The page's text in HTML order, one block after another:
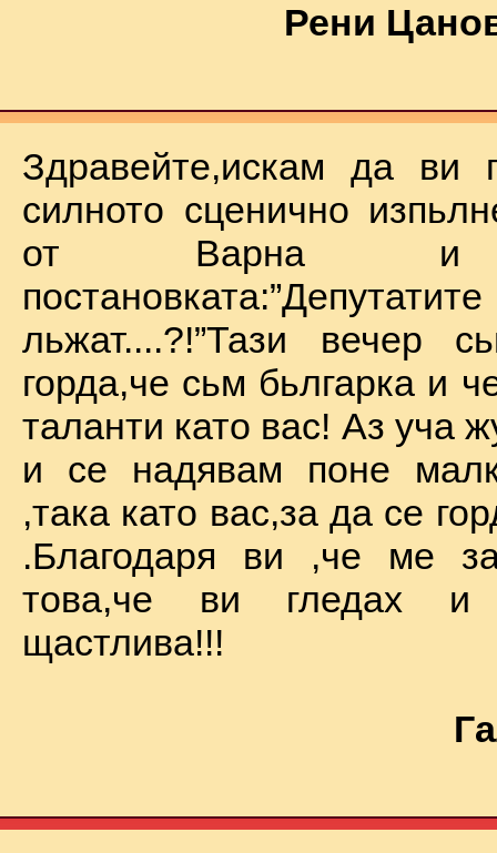
Рени
Здравейте,искам да ви
силното сценично
от Варна и
льжат....?!”Тази вечер
горда,че сьм бьлгарка и
таланти като вас! Аз уча
и се надявам поне
,така като вас,за да се
.Благодаря ви ,че ме
това,че ви гледах
щастлива!!!